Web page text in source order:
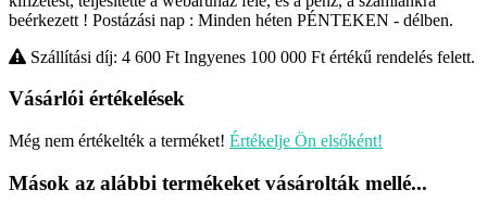
beérkezett ! Postázási nap : Minden héten PÉNTEKEN - délben.
Szállítási díj: 4 600 Ft Ingyenes 100 000 Ft értékű rendelés felett.
Vásárlói értékelések
Még nem értékelték a terméket! Értékelje Ön elsőként!
Mások az alábbi termékeket vásárolták mellé...